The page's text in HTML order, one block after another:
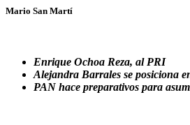
Mario San Martí
Enrique Ochoa Reza, al PRI
Alejandra Barrales se posiciona
PAN hace preparativos para